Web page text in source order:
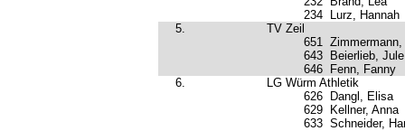
234
Lurz, Hannah
5.
TV Zeil
651 Zimmermann,
643
Beierlieb, Jule
646
Fenn, Fanny
6.
LG Würm Athletik
626
Dangl, Elisa
629
Kellner, Anna
633 Schneider,